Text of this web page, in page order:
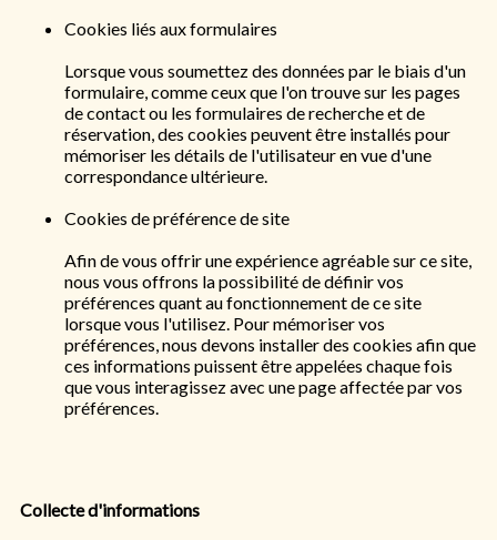
Cookies liés aux formulaires
Lorsque vous soumettez des données par le biais d'un
formulaire, comme ceux que l'on trouve sur les pages
de contact ou les formulaires de recherche et de
réservation, des cookies peuvent être installés pour
mémoriser les détails de l'utilisateur en vue d'une
correspondance ultérieure.
Cookies de préférence de site
Afin de vous offrir une expérience agréable sur ce site,
nous vous offrons la possibilité de définir vos
préférences quant au fonctionnement de ce site
lorsque vous l'utilisez. Pour mémoriser vos
préférences, nous devons installer des cookies afin que
ces informations puissent être appelées chaque fois
que vous interagissez avec une page affectée par vos
préférences.
Collecte d'informations